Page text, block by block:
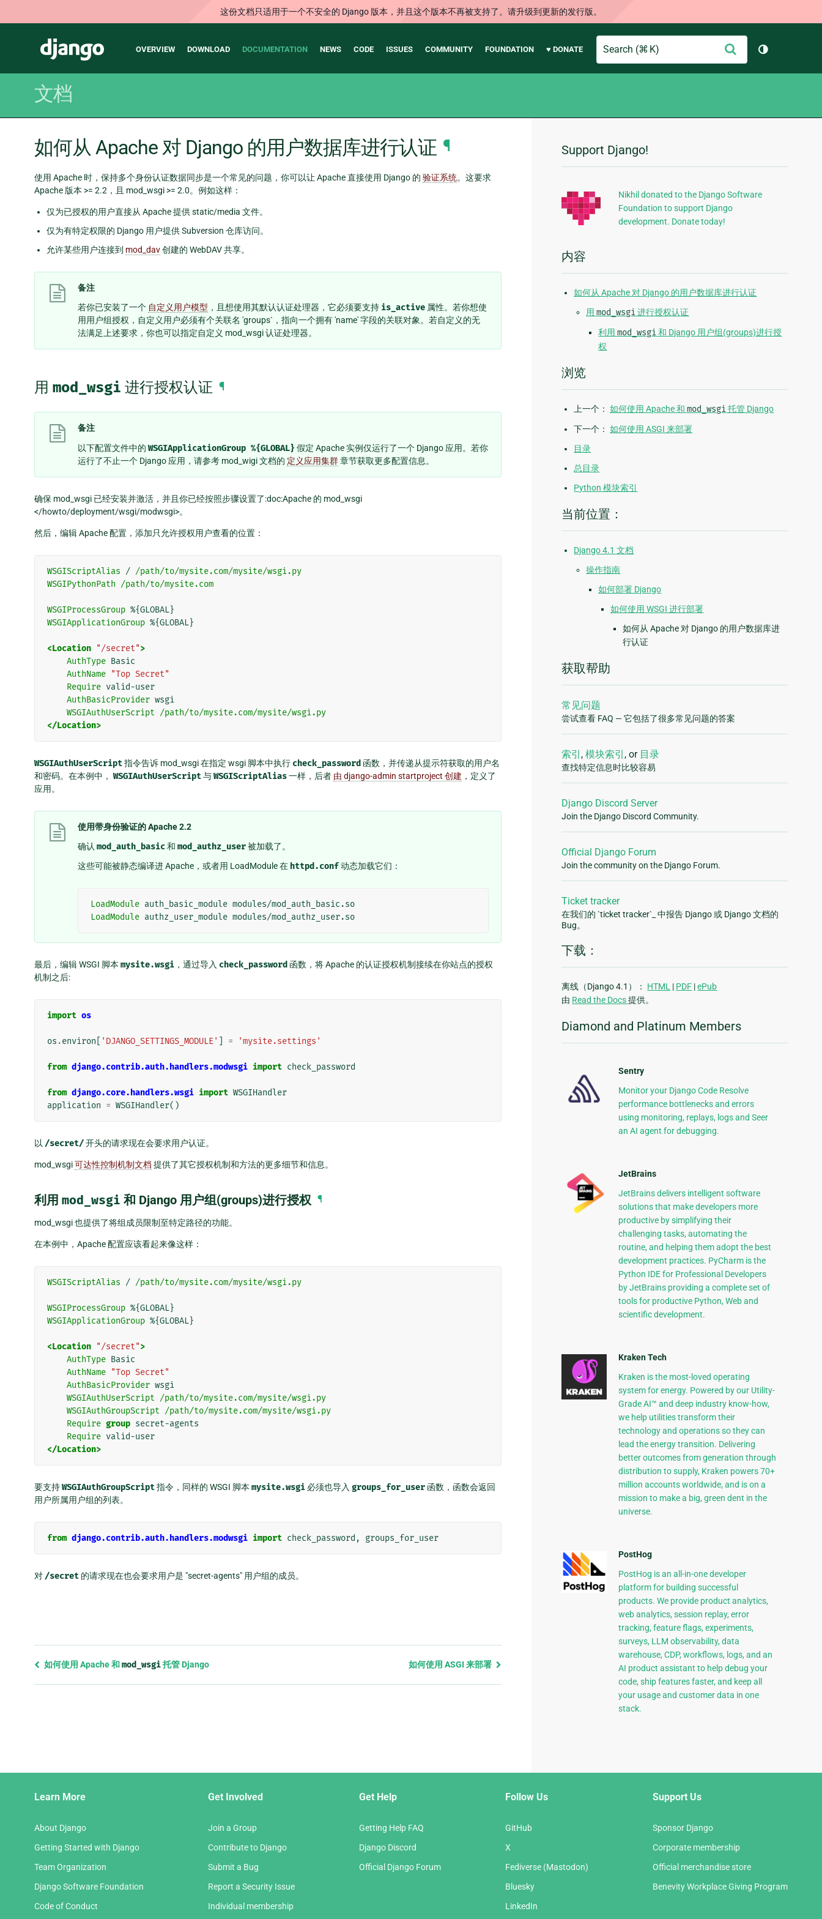
这份文档只适用于一个不安全的 Django 版本，并且这个版本不再被支持了。请升级到更新的发行版。
Django
Main
OVERVIEW DOWNLOAD DOCUMENTATION NEWS CODE ISSUES COMMUNITY FOUNDATION ♥ DONATE
Search
交
切换主题（
文档
如何从 Apache 对 Django 的用户数据库进行认证 ¶
使用 Apache 时，保持多个身份认证数据同步是一个常见的问题，你可以让 Apache 直接使用 Django 的 验证系统。这要求
Apache 版本 >= 2.2，且 mod_wsgi >= 2.0。例如这样：
仅为已授权的用户直接从 Apache 提供 static/media 文件。
仅为有特定权限的 Django 用户提供 Subversion 仓库访问。
允许某些用户连接到 mod_dav创建的 WebDAV 共享。
备注
若你已安装了一个 自定义用户模型 ，且想使用其默认认证处理器，它必须要支持 is_active 属性。若你想使
用用户组授权，自定义用户必须有个关联名 'groups`，指向一个拥有 'name' 字段的关联对象。若自定义的无
法满足上述要求，你也可以指定自定义 mod_wsgi 认证处理器。
用 mod_wsgi 进行授权认证 ¶
备注
以下配置文件中的 WSGIApplicationGroup %{GLOBAL} 假定 Apache 实例仅运行了一个 Django 应用。若你
运行了不止一个 Django 应用，请参考 mod_wigi 文档的 定义应用集群章节获取更多配置信息。
确保 mod_wsgi 已经安装并激活，并且你已经按照步骤设置了:doc:Apache 的 mod_wsgi
</howto/deployment/wsgi/modwsgi>。
然后，编辑 Apache 配置，添加只允许授权用户查看的位置：
WSGIScriptAlias / /path/to/mysite.com/mysite/wsgi.py
WSGIPythonPath /path/to/mysite.com
WSGIProcessGroup %{GLOBAL}
WSGIApplicationGroup %{GLOBAL}
<Location "/secret">
AuthType Basic
AuthName "Top Secret"
Require valid-user
AuthBasicProvider wsgi
WSGIAuthUserScript /path/to/mysite.com/mysite/wsgi.py
</Location>
WSGIAuthUserScript指令告诉 mod_wsgi 在指定 wsgi 脚本中执行 check_password 函数，并传递从提示符获取的用户名
和密码。在本例中， WSGIAuthUserScript与WSGIScriptAlias一样，后者 由 django-admin startproject 创建 ，定义了
应用。
使用带身份验证的 Apache 2.2
确认 mod_auth_basic和 mod_authz_user被加载了。
这些可能被静态编译进 Apache，或者用 LoadModule 在 httpd.conf动态加载它们：
LoadModule auth_basic_module modules/mod_auth_basic.so
LoadModule authz_user_module modules/mod_authz_user.so
最后，编辑 WSGI 脚本 mysite.wsgi ，通过导入 check_password 函数，将 Apache 的认证授权机制接续在你站点的授权
机制之后:
import os
os .environ 'DJANGO_SETTINGS_MODULE' = 'mysite.settings'
from django.contrib.auth.handlers.modwsgi import check_password
from django.core.handlers.wsgi import WSGIHandler
application = WSGIHandler()
以 /secret/开头的请求现在会要求用户认证。
mod_wsgi可达性控制机制文档 提供了其它授权机制和方法的更多细节和信息。
利用 mod_wsgi 和 Django 用户组(groups)进行授权 ¶
mod_wsgi 也提供了将组成员限制至特定路径的功能。
在本例中，Apache 配置应该看起来像这样：
WSGIScriptAlias / /path/to/mysite.com/mysite/wsgi.py
WSGIProcessGroup %{GLOBAL}
WSGIApplicationGroup %{GLOBAL}
<Location "/secret">
AuthType Basic
AuthName "Top Secret"
AuthBasicProvider wsgi
WSGIAuthUserScript /path/to/mysite.com/mysite/wsgi.py
WSGIAuthGroupScript /path/to/mysite.com/mysite/wsgi.py
Require group secret-agents
Require valid-user
</Location>
要支持WSGIAuthGroupScript指令，同样的 WSGI 脚本 mysite.wsgi 必须也导入 groups_for_user 函数，函数会返回
用户所属用户组的列表。
from django.contrib.auth.handlers.modwsgi import check_password , groups_for_user
对 /secret 的请求现在也会要求用户是 "secret-agents" 用户组的成员。
Previous
如何使用 Apache 和mod_wsgi托管 Django 如何使用 ASGI 来部署
附
加
信
息
Support Django!
Nikhil donated to the Django Software
Foundation to support Django
development. Donate today!
内容
如何从 Apache 对 Django 的用户数据库进行认证
用mod_wsgi进行授权认证
利用mod_wsgi和 Django 用户组(groups)进行授
权
浏览
上一个：如何使用 Apache 和mod_wsgi托管 Django
下一个：如何使用 ASGI 来部署
目录
总目录
Python 模块索引
当前位置：
Django 4.1 文档
操作指南
如何部署 Django
如何使用 WSGI 进行部署
如何从 Apache 对 Django 的用户数据库进
行认证
获取帮助
常见问题
尝试查看 FAQ — 它包括了很多常见问题的答案
索引 ,模块索引 , or 目录
查找特定信息时比较容易
Django Discord Server
Join the Django Discord Community.
Official Django Forum
Join the community on the Django Forum.
Ticket tracker
在我们的 `ticket tracker`_ 中报告 Django 或 Django 文档的
Bug。
下载：
离线（Django 4.1）： HTML | PDF |ePub
由 Read the Docs提供。
Diamond and Platinum Members
Sentry
Monitor your Django Code Resolve
performance bottlenecks and errors
using monitoring, replays, logs and Seer
an AI agent for debugging.
JetBrains
JetBrains delivers intelligent software
solutions that make developers more
productive by simplifying their
challenging tasks, automating the
routine, and helping them adopt the best
development practices. PyCharm is the
Python IDE for Professional Developers
by JetBrains providing a complete set of
tools for productive Python, Web and
scientific development.
Kraken Tech
Kraken is the most-loved operating
system for energy. Powered by our Utility-
Grade AI™ and deep industry know-how,
we help utilities transform their
technology and operations so they can
lead the energy transition. Delivering
better outcomes from generation through
distribution to supply, Kraken powers 70+
million accounts worldwide, and is on a
mission to make a big, green dent in the
universe.
PostHog
PostHog is an all-in-one developer
platform for building successful
products. We provide product analytics,
web analytics, session replay, error
tracking, feature flags, experiments,
surveys, LLM observability, data
warehouse, CDP, workflows, logs, and an
AI product assistant to help debug your
code, ship features faster, and keep all
your usage and customer data in one
stack.
Learn More
About Django
Getting Started with Django
Team Organization
Django Software Foundation
Code of Conduct
Get Involved
Join a Group
Contribute to Django
Submit a Bug
Report a Security Issue
Individual membership
Get Help
Getting Help FAQ
Django Discord
Official Django Forum
Follow Us
GitHub
X
Fediverse (Mastodon)
Bluesky
LinkedIn
Support Us
Sponsor Django
Corporate membership
Official merchandise store
Benevity Workplace Giving Program